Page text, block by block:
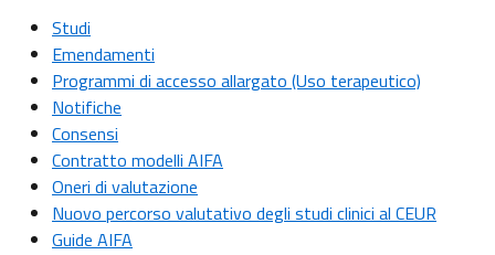
Studi
Emendamenti
Programmi di accesso allargato (Uso terapeutico)
Notifiche
Consensi
Contratto modelli AIFA
Oneri di valutazione
Nuovo percorso valutativo degli studi clinici al CEUR
Guide AIFA